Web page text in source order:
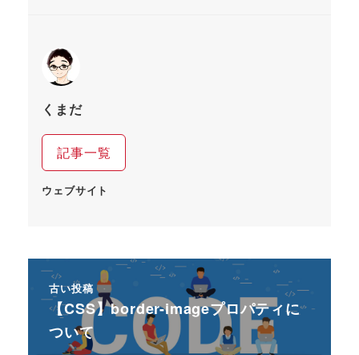
くまだ
記事一覧
ウェブサイト
古い投稿
【CSS】border-imageプロパティに
ついて